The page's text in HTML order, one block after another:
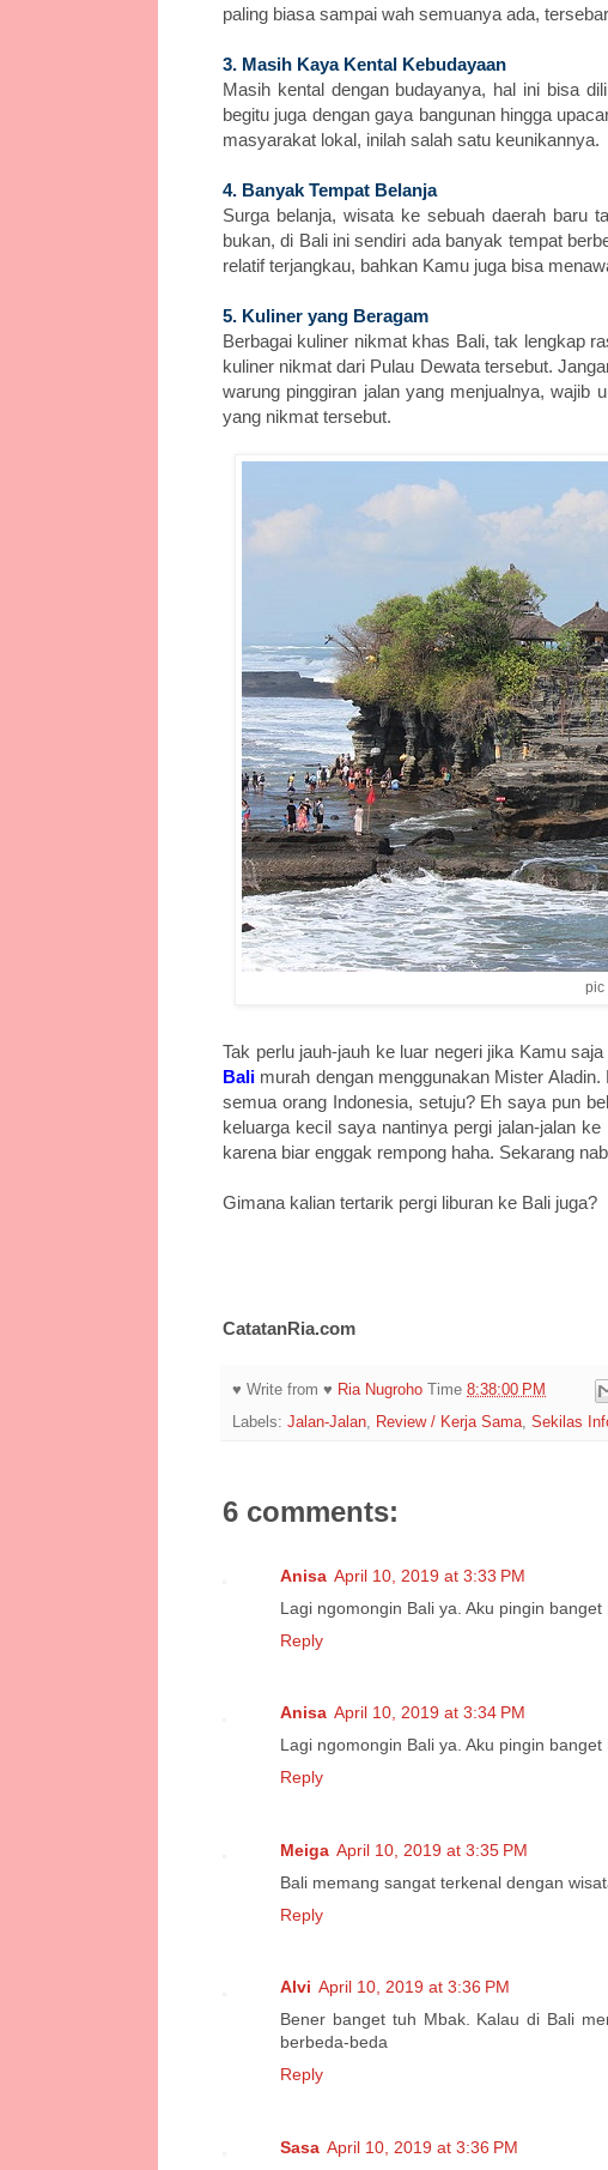
paling biasa sampai wah semuanya ada,
3. Masih Kaya Kental Kebudayaan
Masih kental dengan budayanya, hal ini bisa
begitu juga dengan gaya bangunan hingga
masyarakat lokal, inilah salah satu keunikannya.
4. Banyak Tempat Belanja
Surga belanja, wisata ke sebuah daerah baru
bukan, di Bali ini sendiri ada banyak tempat
relatif terjangkau, bahkan Kamu juga bisa
5. Kuliner yang Beragam
Berbagai kuliner nikmat khas Bali, tak lengkap
kuliner nikmat dari Pulau Dewata tersebut.
warung pinggiran jalan yang menjualnya, wajib
yang nikmat tersebut.
pic
Tak perlu jauh-jauh ke luar negeri jika Kamu
Bali murah dengan menggunakan Mister
semua orang Indonesia, setuju? Eh saya pun
keluarga kecil saya nantinya pergi jalan-jalan
karena biar enggak rempong haha. Sekarang
Gimana kalian tertarik pergi liburan ke Bali juga?
CatatanRia.com
♥ Write from ♥ Ria Nugroho Time 8:38:00 PM
Labels: Jalan-Jalan Review / Kerja Sama Sekilas
6 comments:
Anisa April 10, 2019 at 3:33 PM
Lagi ngomongin Bali ya. Aku pingin
Reply
Anisa April 10, 2019 at 3:34 PM
Lagi ngomongin Bali ya. Aku pingin
Reply
Meiga April 10, 2019 at 3:35 PM
Bali memang sangat terkenal dengan
Reply
Alvi April 10, 2019 at 3:36 PM
Bener banget tuh Mbak. Kalau di Bali
berbeda-beda
Reply
Sasa April 10, 2019 at 3:36 PM